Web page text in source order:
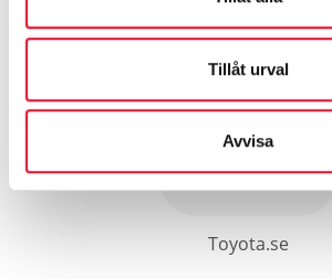
Tillåt urval
Avvisa
©2026Toyota
Toyota.se
Kontakta oss